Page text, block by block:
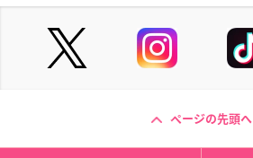
ページの先頭へ